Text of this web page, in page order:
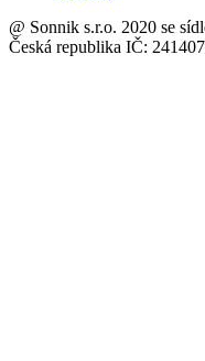
@ Sonnik s.r.o. 2020 se
Česká republika IČ: